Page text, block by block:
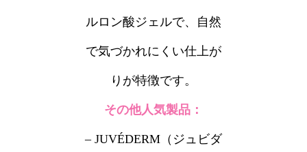
ルロン酸ジェルで、自然
で気づかれにくい仕上が
りが特徴です。
その他人気製品：
– JUVÉDERM（ジュビダ